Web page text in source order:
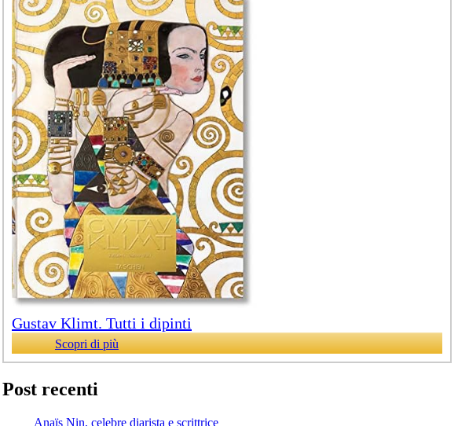
Gustav Klimt. Tutti i dipinti
Scopri di più
Post recenti
Anaïs Nin, celebre diarista e scrittrice